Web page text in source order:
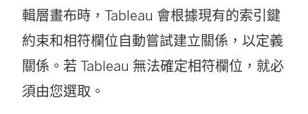
輯層畫布時，Tableau 會根據現有的索引鍵
約束和相符欄位自動嘗試建立關係，以定義
關係。若 Tableau 無法確定相符欄位，就必
須由您選取。